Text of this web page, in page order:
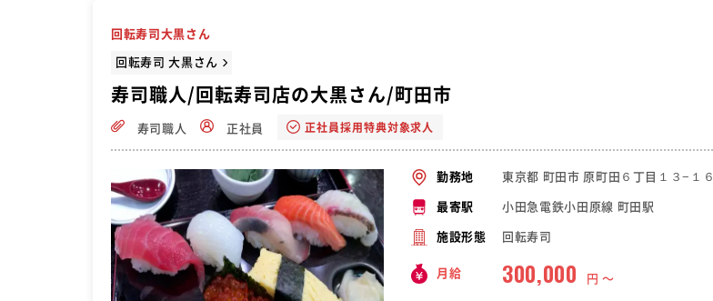
回転寿司大黒さん
回転寿司 大黒さん
寿司職人/回転寿司店の大黒さん/町田市
寿司職人 正社員 正社員採用特典対象求人
勤務地 東京都 町田市 原町田６丁目１３−１６
最寄駅 小田急電鉄小田原線 町田駅
施設形態 回転寿司
月給 300,000 円 〜